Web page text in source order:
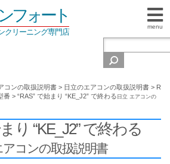
menu
フォート
クリーニング専門店
コンの取扱説明書 > 日立のエアコンの取扱説明書 > R
番 > “RAS” で始まり “KE_J2” で終わる 日立 エアコンの
り “KE_J2” で終わる
アコンの取扱説明書